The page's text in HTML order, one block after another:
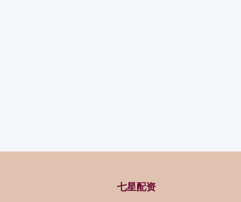
七星配资